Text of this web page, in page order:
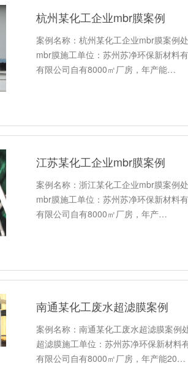
杭州某化工企业mbr膜案例
案例名称：杭州某化工企业mbr膜案例
mbr膜施工单位：苏州苏净环保新材料
有限公司自有8000㎡厂房，年产能…
江苏某化工企业mbr膜案例
案例名称：浙江某化工企业mbr膜案例
mbr膜施工单位：苏州苏净环保新材料
有限公司自有8000㎡厂房，年产…
南通某化工废水超滤膜案例
案例名称：南通某化工废水超滤膜案例
超滤膜施工单位：苏州苏净环保新材料
有限公司自有8000㎡厂房，年产能20…